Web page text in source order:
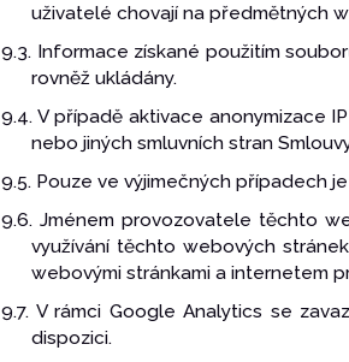
uživatelé chovají na předmětných
9.3. Informace získané použitím
rovněž ukládány.
9.4. V případě aktivace anonymizace
nebo jiných smluvních stran
9.5. Pouze ve výjimečných případech
9.6. Jménem provozovatele těchto
využívání těchto webových
webovými stránkami a internetem
9.7. V rámci Google Analytics se
dispozici.